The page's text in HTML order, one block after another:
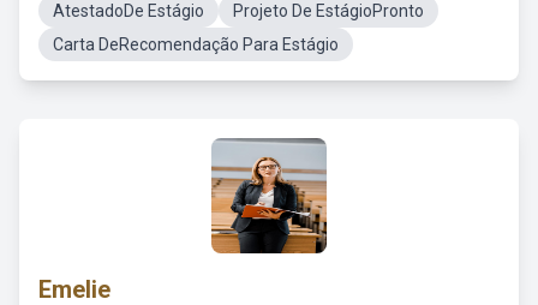
AtestadoDe Estágio
Projeto De EstágioPronto
Carta DeRecomendação Para Estágio
Emelie